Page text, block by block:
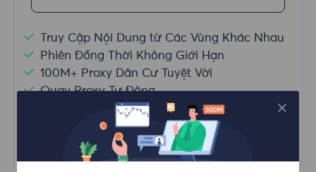
Truy Cập Nội Dung từ Các Vùng Khác Nhau
Phiên Đồng Thời Không Giới Hạn
100M+ Proxy Dân Cư Tuyệt Vời
Quay Proxy Tự Động
HTTP(S)/SOCKS5
Tìm hiểu thêm